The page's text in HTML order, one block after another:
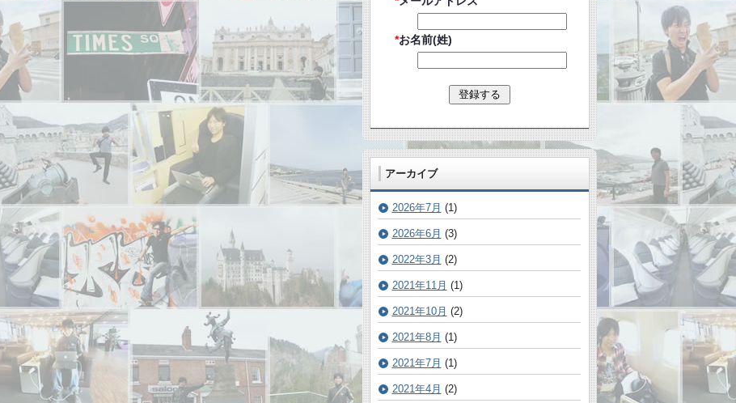
*お名前(姓)
アーカイブ
2026年7月 (1)
2026年6月 (3)
2022年3月 (2)
2021年11月 (1)
2021年10月 (2)
2021年8月 (1)
2021年7月 (1)
2021年4月 (2)